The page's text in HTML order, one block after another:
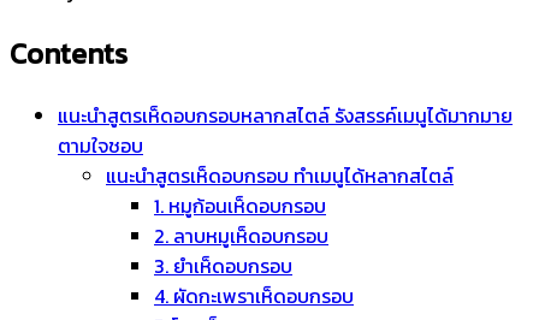
Contents
แนะนำสูตรเห็ดอบกรอบหลากสไตล์ รังสรรค์เมนูได้มากมาย
ตามใจชอบ
แนะนำสูตรเห็ดอบกรอบ ทำเมนูได้หลากสไตล์
1. หมูก้อนเห็ดอบกรอบ
2. ลาบหมูเห็ดอบกรอบ
3. ยำเห็ดอบกรอบ
4. ผัดกะเพราเห็ดอบกรอบ